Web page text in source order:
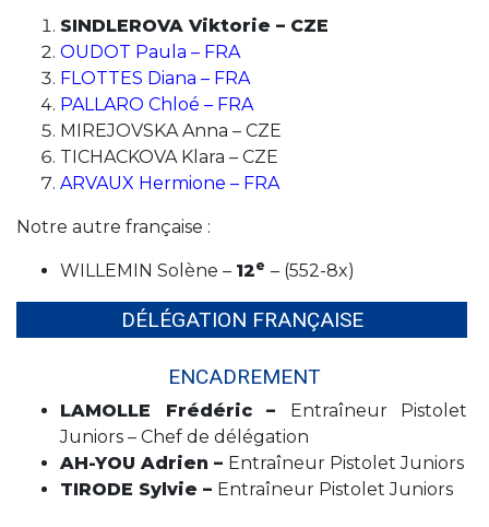
SINDLEROVA Viktorie – CZE
OUDOT Paula – FRA
FLOTTES Diana – FRA
PALLARO Chloé – FRA
MIREJOVSKA Anna – CZE
TICHACKOVA Klara – CZE
ARVAUX Hermione – FRA
Notre autre française :
WILLEMIN Solène – 12e – (552-8x)
DÉLÉGATION FRANÇAISE
ENCADREMENT
LAMOLLE Frédéric – Entraîneur Pistolet
Juniors – Chef de délégation
AH-YOU Adrien – Entraîneur Pistolet Juniors
TIRODE Sylvie – Entraîneur Pistolet Juniors